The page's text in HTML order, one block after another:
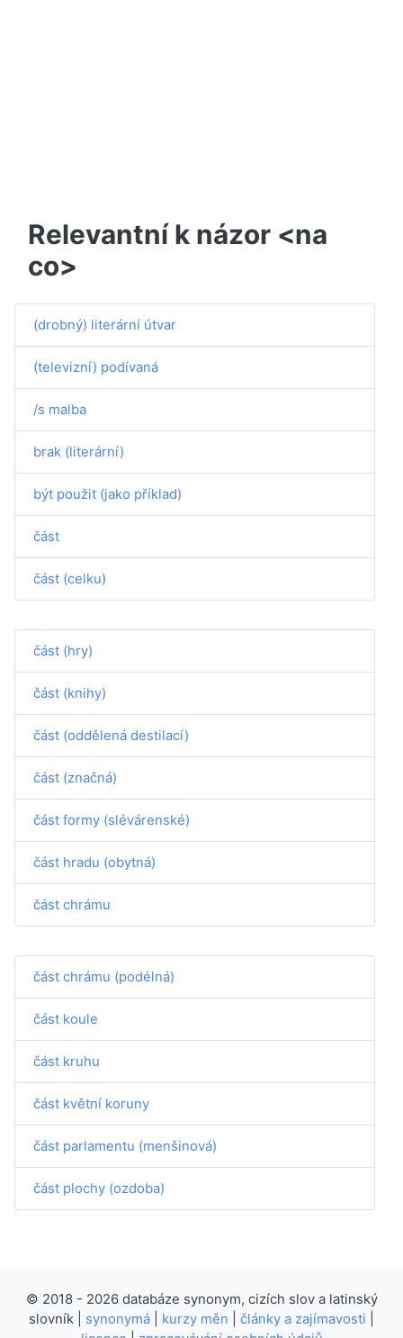
Relevantní k názor <na
co>
(drobný) literární útvar
(televizní) podívaná
/s malba
brak (literární)
být použit (jako příklad)
část
část (celku)
část (hry)
část (knihy)
část (oddělená destilací)
část (značná)
část formy (slévárenské)
část hradu (obytná)
část chrámu
část chrámu (podélná)
část koule
část kruhu
část květní koruny
část parlamentu (menšinová)
část plochy (ozdoba)
© 2018 - 2026 databáze synonym, cizích slov a latinský
slovník | synonymá kurzy měn články a zajímavosti